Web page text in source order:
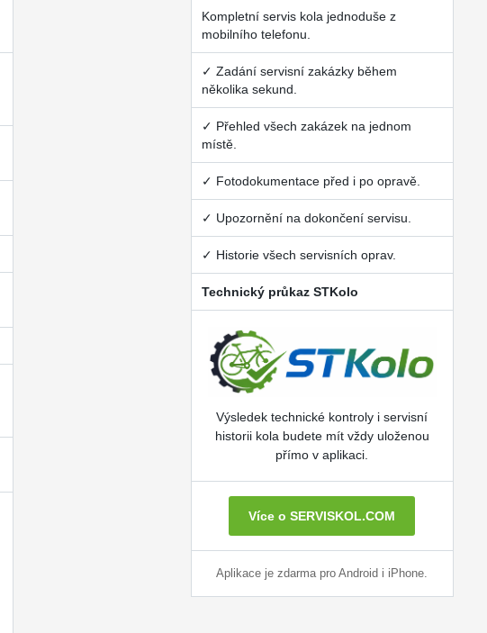
Kompletní servis kola jednoduše z
mobilního telefonu.
✓ Zadání servisní zakázky během
několika sekund.
✓ Přehled všech zakázek na jednom
místě.
✓ Fotodokumentace před i po opravě.
✓ Upozornění na dokončení servisu.
✓ Historie všech servisních oprav.
Technický průkaz STKolo
Výsledek technické kontroly i servisní
historii kola budete mít vždy uloženou
přímo v aplikaci.
Více o SERVISKOL.COM
Aplikace je zdarma pro Android i iPhone.